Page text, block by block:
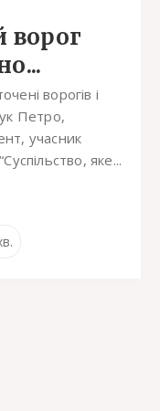
ворог
ворогів і
Петро,
учасник
яке...